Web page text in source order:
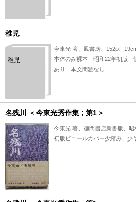
稚児
稚児
今東光 著、鳳書房、152p、
本体のみ裸本 昭和22年初版
あり 本文問題なし
名残川 ＜今東光秀作集 ; 第1＞
今東光 著、徳間書店新書版、
初版ビニールカバー少縮み、